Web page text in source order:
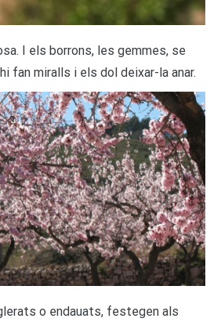
I els borrons, les gemmes, se
fan miralls i els dol deixar-la anar.
o endauats, festegen als